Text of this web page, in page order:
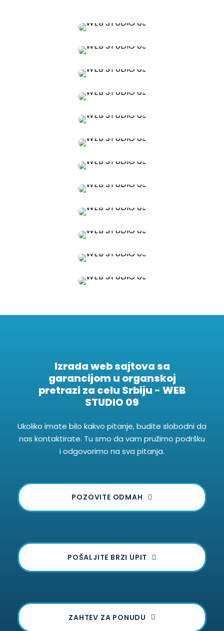
Izrada web sajtova sa
garancijom u organskoj
pretrazi za celu Srbiju - WEB
STUDIO 09
Ukoliko imate bilo kakvo pitanje, budite slobodni da
nas kontaktirate. Tu smo da vam pružimo podršku
i odgovorimo na sva pitanja.
POZOVITE ODMAH
POŠALJITE BRZI UPIT
ZAHTEV ZA PONUDU